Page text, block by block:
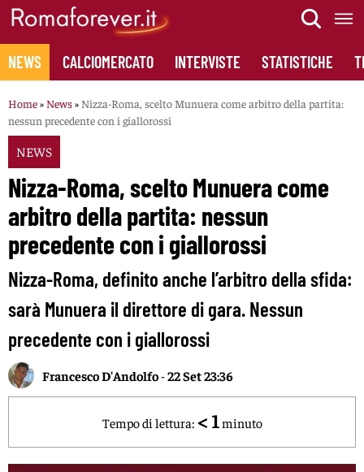
Skip
content
NEWS CALCIOMERCATO INTERVISTE STATISTICHE
Home» News» Nizza-Roma, scelto Munuera come arbitro della partita:
nessun precedente con i giallorossi
NEWS
Nizza-Roma, scelto Munuera come
arbitro della partita: nessun
precedente con i giallorossi
Nizza-Roma, definito anche l’arbitro della sfida:
sarà Munuera il direttore di gara. Nessun
precedente con i giallorossi
Francesco D'Andolfo-22 Set 23:36
Tempo di lettura: < 1 minuto